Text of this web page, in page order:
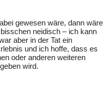
gewesen wäre, dann wäre
neidisch – ich kann
aber in der Tat ein
und ich hoffe, dass es
oder anderen weiteren
wird.